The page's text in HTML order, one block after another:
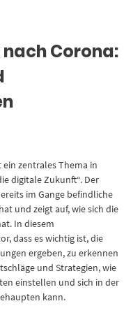
Corona:
zentrales Thema in
digitale Zukunft“. Der
im Gange befindliche
und zeigt auf, wie sich die
In diesem
dass es wichtig ist, die
ergeben, zu erkennen
und Strategien, wie
einstellen und sich in der
kann.